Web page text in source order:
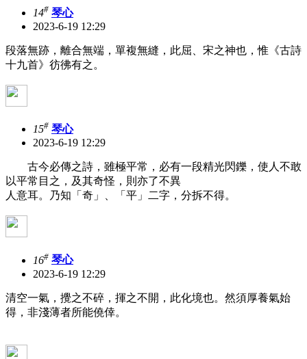
14# 琴心
2023-6-19 12:29
段落無跡，離合無端，單複無縫，此屈、宋之神也，惟《古詩
十九首》彷彿有之。
15# 琴心
2023-6-19 12:29
古今必傳之詩，雖極平常，必有一段精光閃鑠，使人不敢
以平常目之，及其奇怪，則亦了不異
人意耳。乃知「奇」、「平」二字，分拆不得。
16# 琴心
2023-6-19 12:29
清空一氣，攪之不碎，揮之不開，此化境也。然須厚養氣始
得，非淺薄者所能僥倖。